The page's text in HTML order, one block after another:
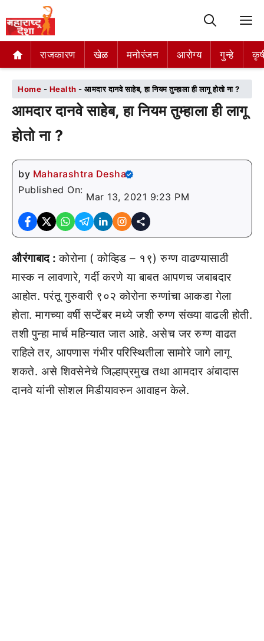
राजकारण खेळ मनोरंजन आरोग्य गुन्हे
राजकारण खेळ मनोरंजन आरोग्य गुन्हे
Home - Health - आमदार दानवे साहेब, हा नियम तुम्हाला ही लागू होतो ना ?
आमदार दानवे साहेब, हा नियम तुम्हाला ही लागू
होतो ना ?
by Maharashtra Desha
Published On:
Mar 13, 2021 9:23 PM
औरंगाबाद :कोरोना ( कोव्हिड – १९) रुग्ण वाढण्यासाठी
मास्क न लावणारे, गर्दी करणे या बाबत आपणच जबाबदार
आहोत. परंतू गुरुवारी ९०२ कोरोना रुग्णांचा आकडा गेला
होता. मागच्या वर्षी सप्टेंबर मध्ये जशी रुग्ण संख्या वाढली होती.
तशी पुन्हा मार्च महिन्यात जात आहे. असेच जर रुग्ण वाढत
राहिले तर, आपणास गंभीर परिस्थितीला सामोरे जागे लागू
शकते. असे शिवसेनेचे जिल्हाप्रमुख तथा आमदार अंबादास
दानवे यांनी सोशल मिडीयावरुन आवाहन केले.